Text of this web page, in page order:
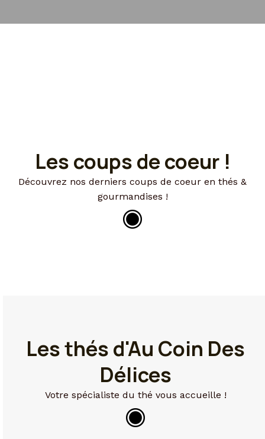
Les coups de coeur !
Découvrez nos derniers coups de coeur en thés &
gourmandises !
Les thés d'Au Coin Des
Délices
Votre spécialiste du thé vous accueille !